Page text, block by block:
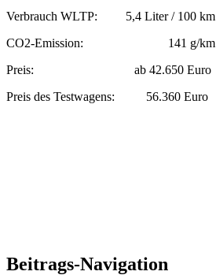
Verbrauch WLTP: 5,4 Liter / 100 km
CO2-Emission: 141 g/km
Preis: ab 42.650 Euro
Preis des Testwagens: 56.360 Euro
Beitrags-Navigation